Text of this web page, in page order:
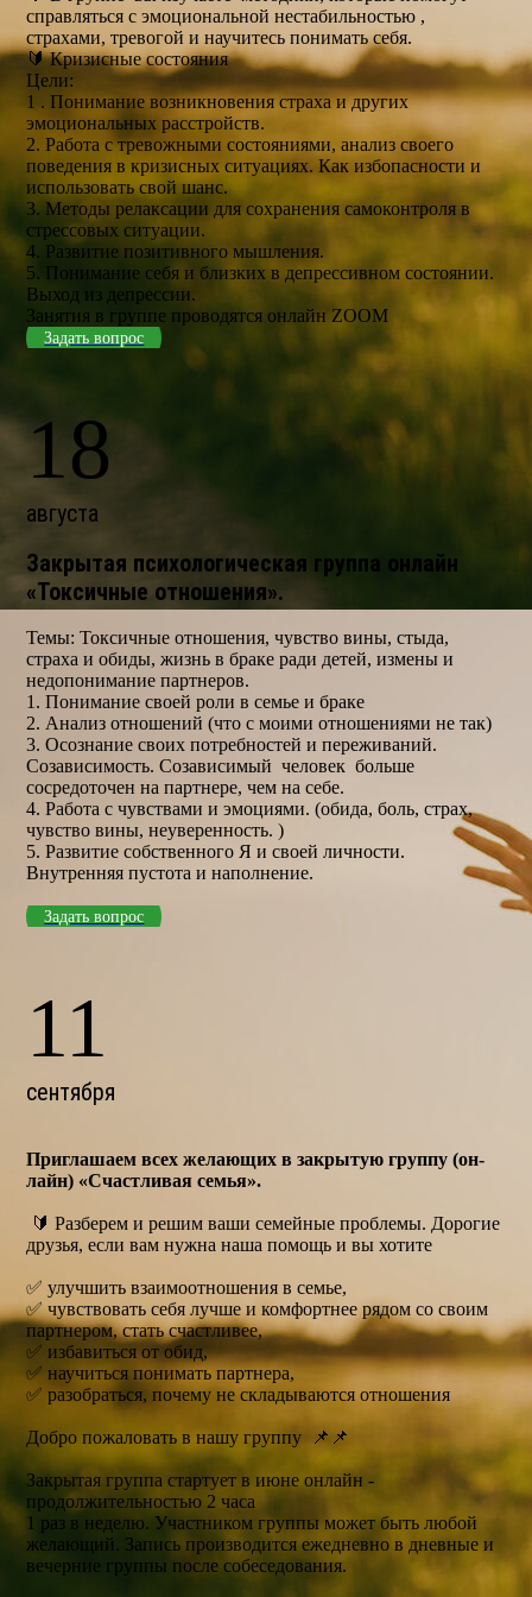
справляться с эмоциональной нестабильностью ,
страхами, тревогой и научитесь понимать себя.
🔰 Кризисные состояния
Цели:
1 . Понимание возникновения страха и других
эмоциональных расстройств.
2. Работа с тревожными состояниями, анализ своего
поведения в кризисных ситуациях. Как избопасности и
использовать свой шанс.
3. Методы релаксации для сохранения самоконтроля в
стрессовых ситуации.
4. Развитие позитивного мышления.
5. Понимание себя и близких в депрессивном состоянии.
Выход из депрессии.
Занятия в группе проводятся онлайн ZOOM
Задать вопрос
18
августа
Закрытая психологическая группа онлайн
«Токсичные отношения».
Темы: Токсичные отношения, чувство вины, стыда,
страха и обиды, жизнь в браке ради детей, измены и
недопонимание партнеров.
1. Понимание своей роли в семье и браке
2. Анализ отношений (что с моими отношениями не так)
3. Осознание своих потребностей и переживаний.
Созависимость. Созависимый человек больше
сосредоточен на партнере, чем на себе.
4. Работа с чувствами и эмоциями. (обида, боль, страх,
чувство вины, неуверенность. )
5. Развитие собственного Я и своей личности.
Внутренняя пустота и наполнение.
Задать вопрос
11
сентября
Приглашаем всех желающих в закрытую группу (он-
лайн) «Счастливая семья».
🔰 Разберем и решим ваши семейные проблемы. Дорогие
друзья, если вам нужна наша помощь и вы хотите
✅ улучшить взаимоотношения в семье,
✅ чувствовать себя лучше и комфортнее рядом со своим
партнером, стать счастливее,
✅ избавиться от обид,
✅ научиться понимать партнера,
✅ разобраться, почему не складываются отношения
Добро пожаловать в нашу группу 📌📌
Закрытая группа стартует в июне онлайн -
продолжительностью 2 часа
1 раз в неделю. Участником группы может быть любой
желающий. Запись производится ежедневно в дневные и
вечерние группы после собеседования.